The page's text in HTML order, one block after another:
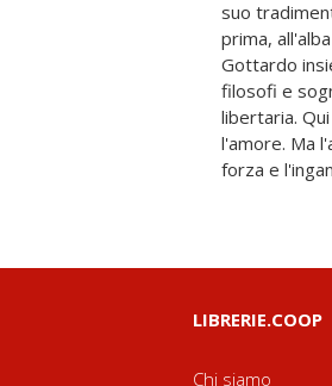
suo
prima,
Gottardo
filosofi e
libertaria.
l'amore. Ma
forza e
e altri sogni
dei tropici,
conto che il
tornando lì
d'inganni,
LIBRERIE.COOP
Chi siamo